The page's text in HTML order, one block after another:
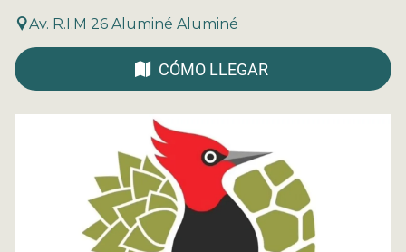
Av. R.I.M 26 Aluminé Aluminé
CÓMO LLEGAR